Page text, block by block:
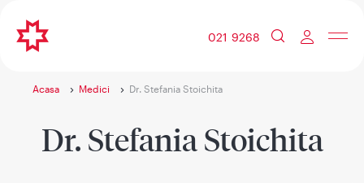
021 9268
Acasa Medici Dr. Stefania Stoichita
Dr. Stefania Stoichita